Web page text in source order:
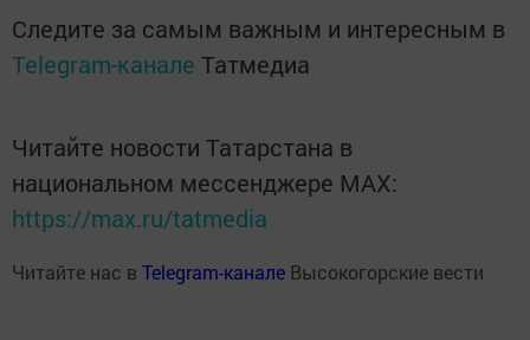
Следите за самым важным и интересным в
Telegram-канале Татмедиа
Читайте новости Татарстана в
национальном мессенджере MАХ:
https://max.ru/tatmedia
Читайте нас в Telegram-канале Высокогорские вести